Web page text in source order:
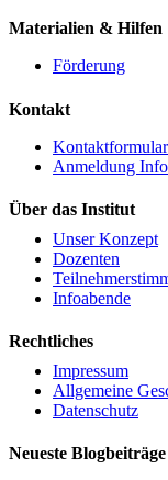
Materialien & Hilfen
Förderung
Kontakt
Kontaktformular
Anmeldung
Über das Institut
Unser Konzept
Dozenten
Infoabende
Rechtliches
Impressum
Allgemeine
Datenschutz
Neueste Blogbeiträge